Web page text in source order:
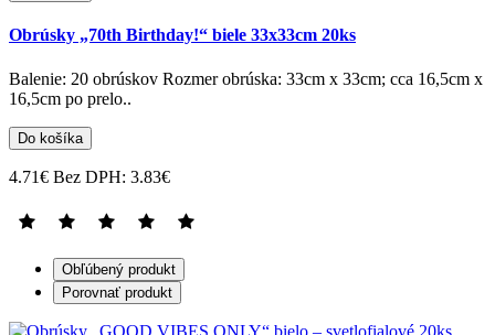
Obrúsky „70th Birthday!“ biele 33x33cm 20ks
Balenie: 20 obrúskov Rozmer obrúska: 33cm x 33cm; cca 16,5cm x
16,5cm po prelo..
Do košíka
4.71€ Bez DPH: 3.83€
Obľúbený produkt
Porovnať produkt